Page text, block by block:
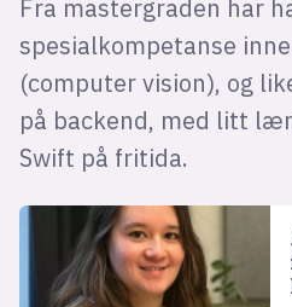
Fra mastergraden har
spesialkompetanse
(computer vision), og
på backend, med litt
Swift på fritida.